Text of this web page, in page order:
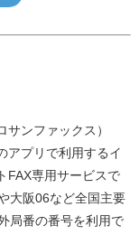
サンファックス）
アプリで利用するイ
FAX専用サービスで
大阪06など全国主要
局番の番号を利用で